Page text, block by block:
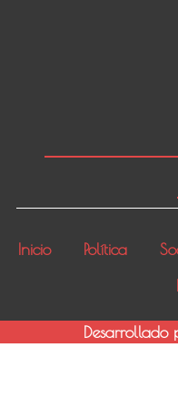
Inicio Política
Desarrollado